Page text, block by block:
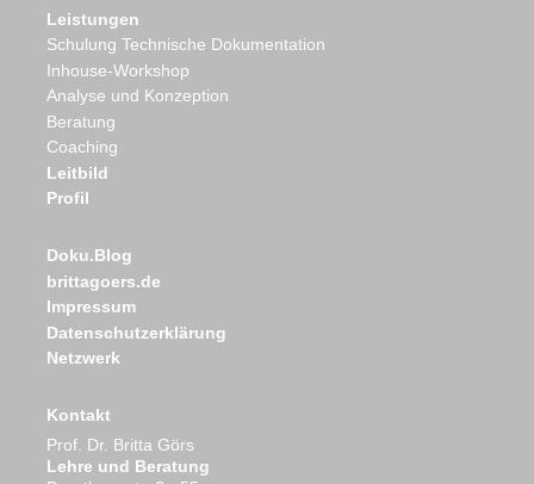
Leistungen
Schulung Technische Dokumentation
Inhouse-Workshop
Analyse und Konzeption
Beratung
Coaching
Leitbild
Profil
Doku.Blog
brittagoers.de
Impressum
Datenschutzerklärung
Netzwerk
Kontakt
Prof. Dr. Britta Görs
Lehre und Beratung